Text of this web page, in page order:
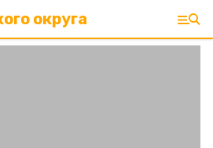
округа